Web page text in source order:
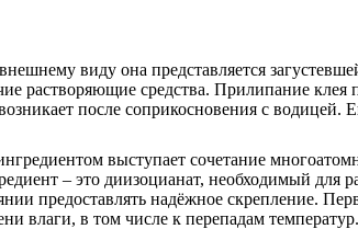
виду она представляется
растворяющие средства. Прилипание
после соприкосновения с водицей.
выступает сочетание
– это диизоцианат, необходимый для
предоставлять надёжное скрепление.
влаги, в том числе к перепадам температур.